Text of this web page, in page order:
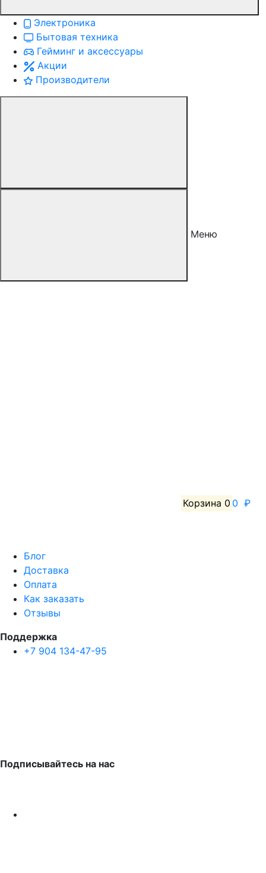
Электроника
Бытовая техника
Гейминг и аксессуары
Акции
Производители
Меню
Корзина 0 0 ₽
Блог
Доставка
Оплата
Как заказать
Отзывы
Поддержка
+7 904 134-47-95
Подписывайтесь на нас